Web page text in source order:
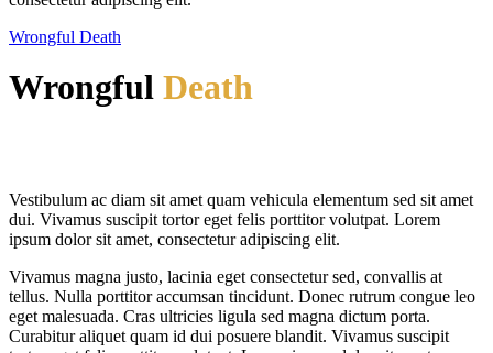
Wrongful Death
Wrongful Death
Vestibulum ac diam sit amet quam vehicula elementum sed sit amet
dui. Vivamus suscipit tortor eget felis porttitor volutpat. Lorem
ipsum dolor sit amet, consectetur adipiscing elit.
Vivamus magna justo, lacinia eget consectetur sed, convallis at
tellus. Nulla porttitor accumsan tincidunt. Donec rutrum congue leo
eget malesuada. Cras ultricies ligula sed magna dictum porta.
Curabitur aliquet quam id dui posuere blandit. Vivamus suscipit